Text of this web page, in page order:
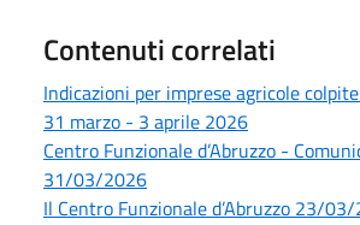
Contenuti correlati
Indicazioni per imprese agricole
31 marzo - 3 aprile 2026
Centro Funzionale d’Abruzzo -
31/03/2026
Il Centro Funzionale d’Abruzzo 23/